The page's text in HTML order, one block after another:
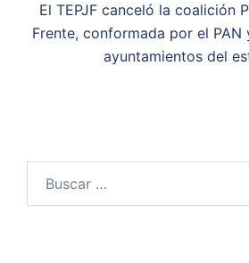
El TEPJF canceló la coalición
Frente, conformada por el PAN
ayuntamientos del